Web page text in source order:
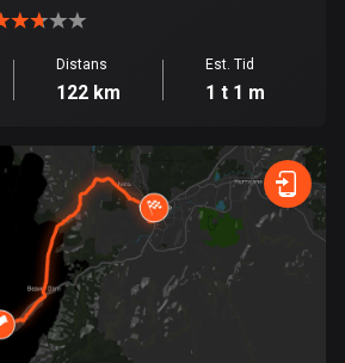
Distans
122 km
Est. Tid
1 t 1 m